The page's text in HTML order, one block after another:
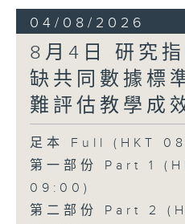
04/08/2026
8月4日 研究
缺共同數據標
難評估教學成
足本 Full (HKT
第一部份 Part 1
09:00)
第二部份 Part 2